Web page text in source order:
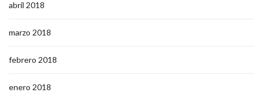
abril 2018
marzo 2018
febrero 2018
enero 2018